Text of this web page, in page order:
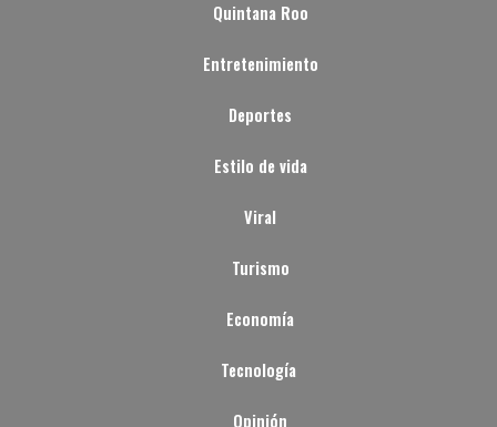
Quintana Roo
Entretenimiento
Deportes
Estilo de vida
Viral
Turismo
Economía
Tecnología
Opinión